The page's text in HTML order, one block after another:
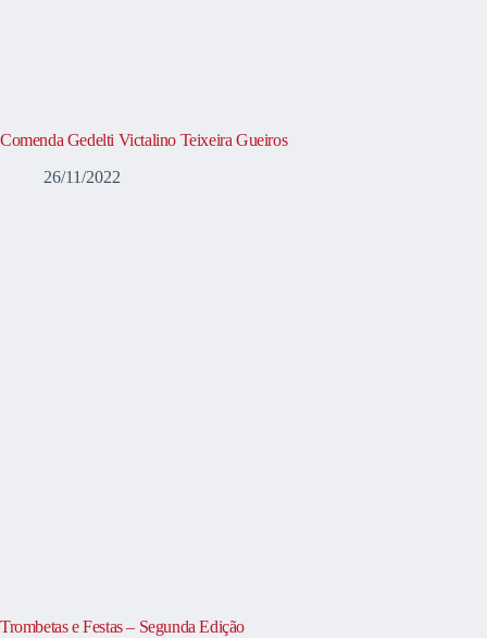
Comenda Gedelti Victalino Teixeira Gueiros
26/11/2022
Trombetas e Festas – Segunda Edição